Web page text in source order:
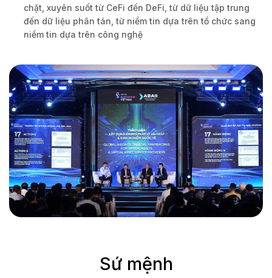
chặt, xuyên suốt từ CeFi đến DeFi, từ dữ liệu tập trung
đến dữ liệu phân tán, từ niềm tin dựa trên tổ chức sang
niềm tin dựa trên công nghệ
Sứ mệnh